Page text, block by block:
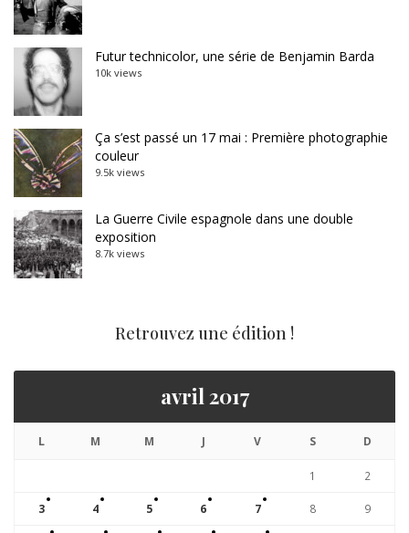
Futur technicolor, une série de Benjamin Barda
10k views
Ça s’est passé un 17 mai : Première photographie
couleur
9.5k views
La Guerre Civile espagnole dans une double
exposition
8.7k views
Retrouvez une édition !
avril 2017
L M M J V S D
1 2
3 4 5 6 7 8 9